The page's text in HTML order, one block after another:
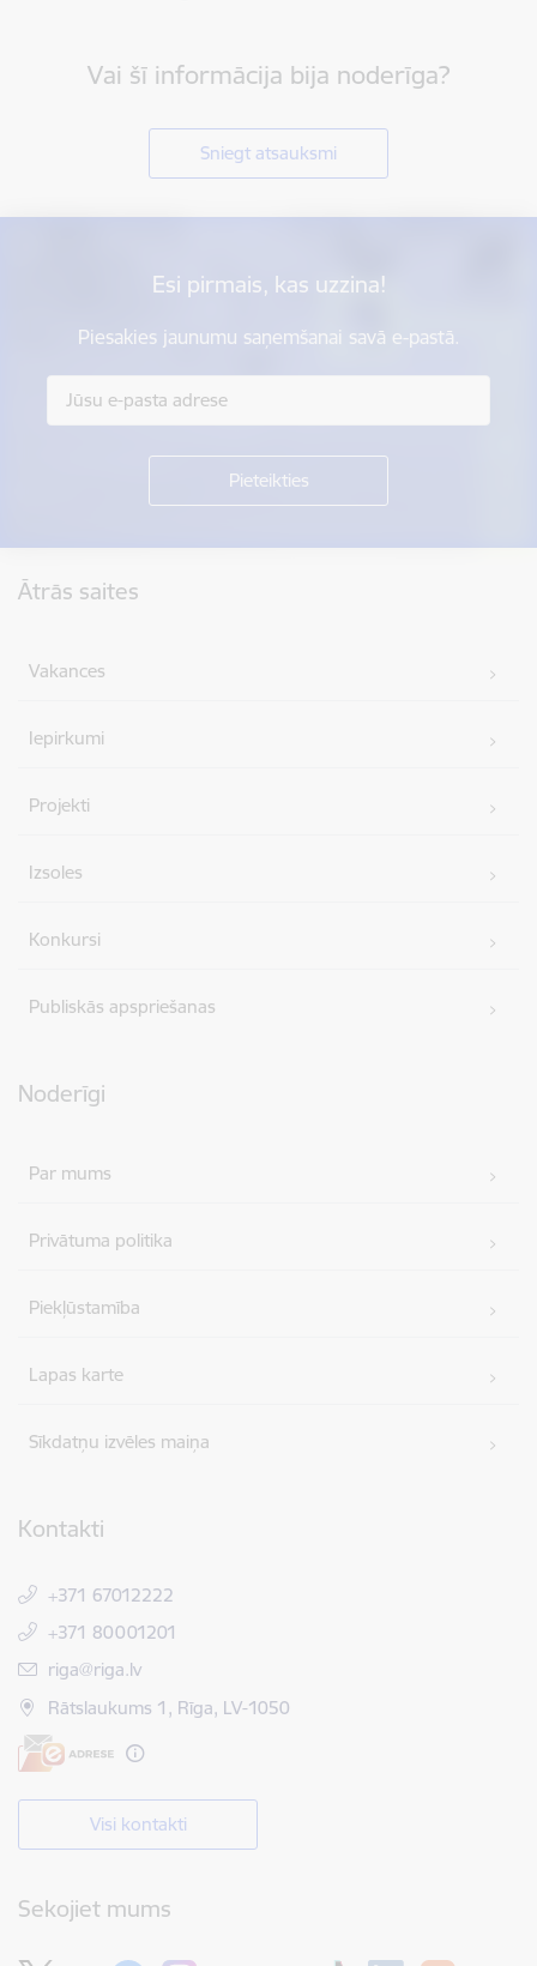
Vai šī informācija bija noderīga?
Sniegt atsauksmi
Esi pirmais, kas uzzina!
Piesakies jaunumu saņemšanai savā e-pastā.
Ātrās saites
Vakances
Iepirkumi
Projekti
Izsoles
Konkursi
Publiskās apspriešanas
Noderīgi
Par mums
Privātuma politika
Piekļūstamība
Lapas karte
Sīkdatņu izvēles maiņa
Kontakti
+371 67012222
+371 80001201
E-pasts:
riga@riga.lv
Rātslaukums 1, Rīga, LV-1050
Visi kontakti
Sekojiet mums